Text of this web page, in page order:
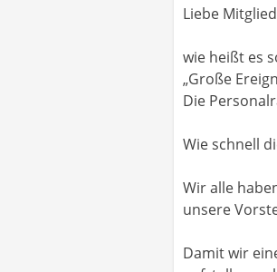
Liebe
wie heißt es
„Große
Die
Wie schnell
Wir alle
unsere
Damit wir